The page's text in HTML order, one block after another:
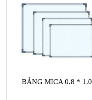
BẢNG MICA 0.8 * 1.0